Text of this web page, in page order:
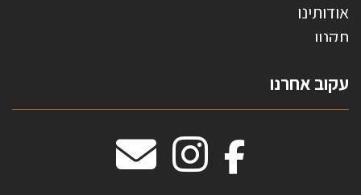
אודותינו
תקנון
טפטים משולשים
וילונות חסיני אש
מדבקות אנטי סאן
עקוב אחרנו